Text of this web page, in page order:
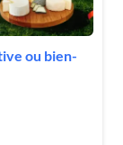
ou bien-